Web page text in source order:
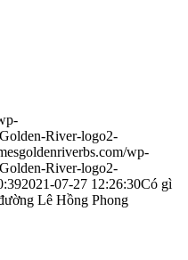
River-logo2-
wp-
River-logo2-
2021-07-27 12:26:30Có gì
Lê Hồng Phong